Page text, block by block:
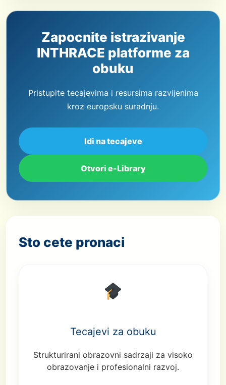
Zapocnite istrazivanje
INTHRACE platforme za
obuku
Pristupite tecajevima i resursima razvijenima
kroz europsku suradnju.
Idi na tecajeve
Otvori e-Library
Sto cete pronaci
Tecajevi za obuku
Strukturirani obrazovni sadrzaji za visoko
obrazovanje i profesionalni razvoj.